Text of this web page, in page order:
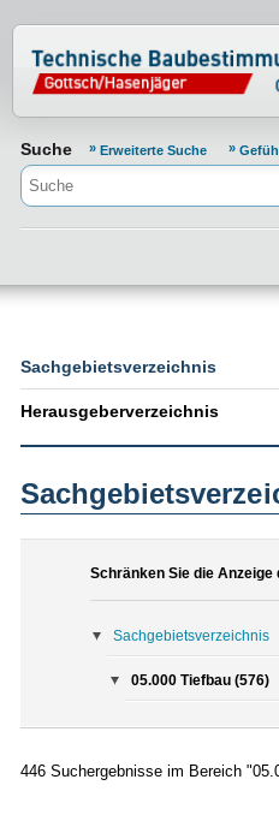
Normenportal
Suche Erweiterte Suche
Sachgebietsverzeichnis
Herausgeberverzeichnis
Schränken Sie die
Sachgebietsverzeichnis
05.000 Tiefbau (576)
446 Suchergebnisse im Bereich